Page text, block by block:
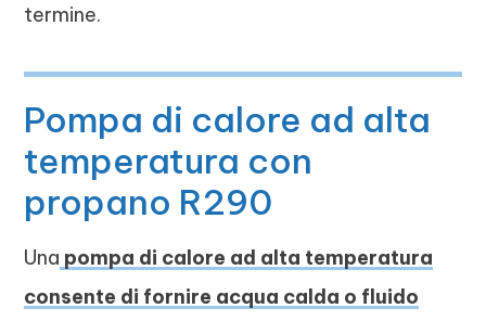
termine.
Pompa di calore ad alta
temperatura con
propano R290
Una pompa di calore ad alta temperatura
consente di fornire acqua calda o fluido